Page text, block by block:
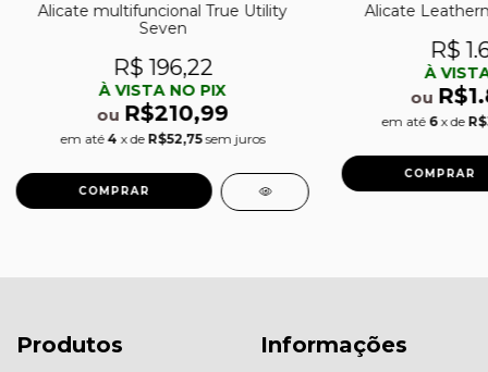
Alicate multifuncional True Utility
Seven
R$ 196,22
À VISTA NO PIX
ou R$210,99
em até4 x de R$52,75 sem juros
Alicate
R$
À
ou
em até 6 x de
Produtos Informações